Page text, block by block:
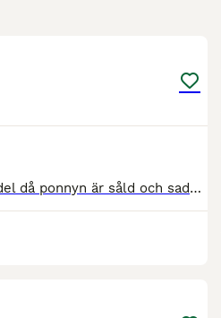
Hoppsadel säljes Säljer min hoppsadel då ponnyn är såld och sadeln tyvärr inte passar nuvarande ponny. Sadeln är i bra begagnat skick, regelbundet genomgången på klinik och nyligen omstoppad, så den